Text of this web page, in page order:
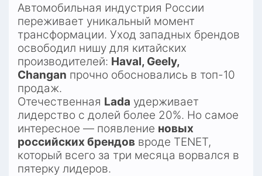
Автомобильная индустрия России
переживает уникальный момент
трансформации. Уход западных брендов
освободил нишу для китайских
производителей: Haval, Geely,
Changan прочно обосновались в топ-10
продаж.
Отечественная Lada удерживает
лидерство с долей более 20%. Но самое
интересное — появление новых
российских брендов вроде TENET,
который всего за три месяца ворвался в
пятерку лидеров.​